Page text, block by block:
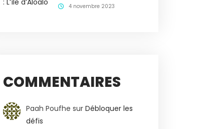
4 novembre 2023
COMMENTAIRES
Paah Poufhe sur Débloquer les
défis